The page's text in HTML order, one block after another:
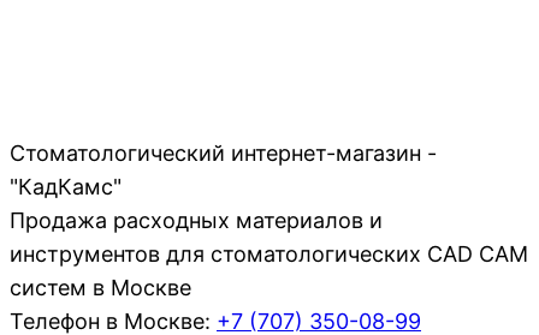
Стоматологический интернет-магазин -
"КадКамс"
Продажа расходных материалов и
инструментов для стоматологических CAD CAM
систем в Москве
Телефон в Москве: +7 (707) 350-08-99